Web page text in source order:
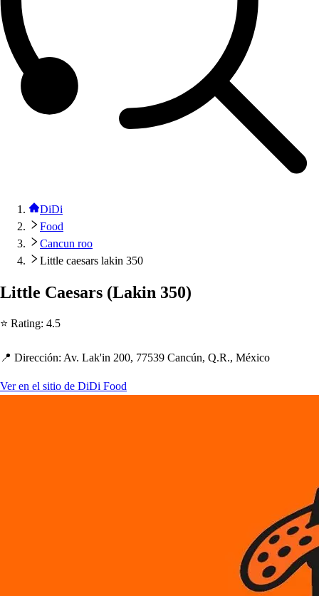
DiDi
Food
Cancun roo
Little caesars lakin 350
Little Caesars (Lakin 350)
⭐ Rating: 4.5
📍 Dirección: Av. Lak'in 200, 77539 Cancún, Q.R., México
Ver en el sitio de DiDi Food